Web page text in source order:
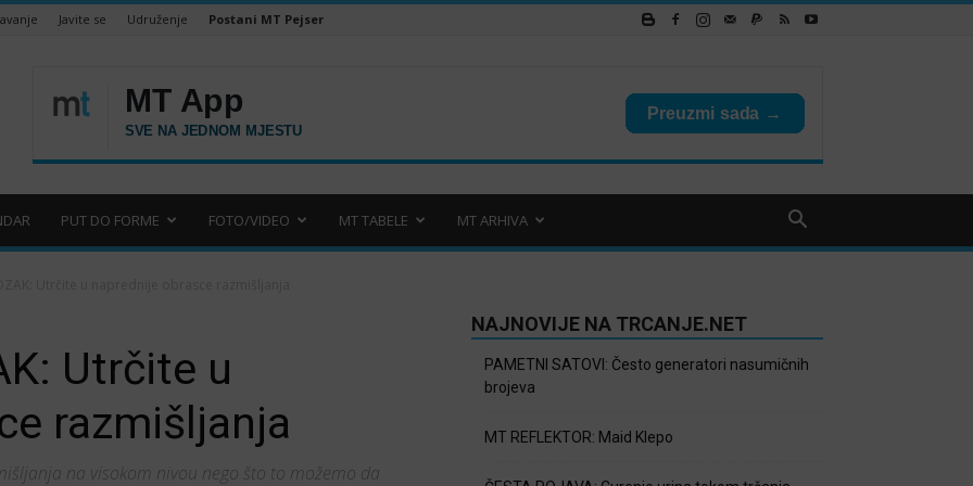
Javite se Udruženje Postani MT Pejser
PUT DO FORME FOTO/VIDEO MT TABELE MT ARHIVA
Utrčite u
razmišljanja
na visokom nivou nego što to možemo da
NAJNOVIJE NA TRCANJE.NET
PAMETNI SATOVI: Često generatori nasumičnih
brojeva
MT REFLEKTOR: Maid Klepo